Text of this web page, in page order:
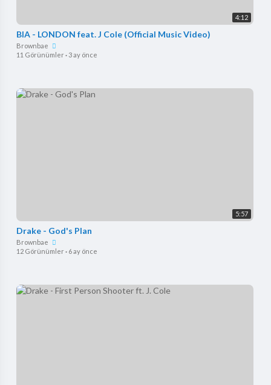
4:12
BIA - LONDON feat. J Cole (Official Music Video)
Brownbae
11 Görünümler · 3 ay önce
5:57
Drake - God's Plan
Brownbae
12 Görünümler · 6 ay önce